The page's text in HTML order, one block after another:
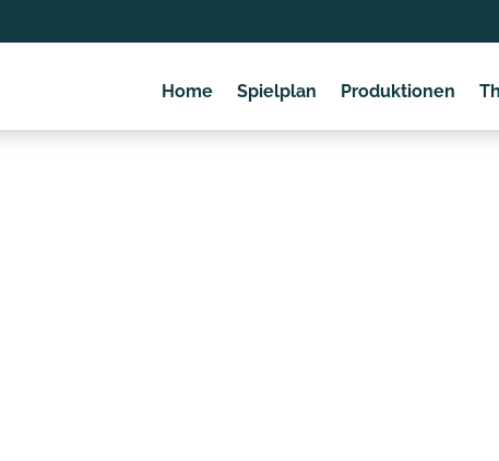
Home Spielplan Produktionen